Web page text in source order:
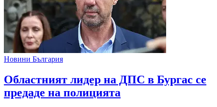
Новини България
Областният лидер на ДПС в Бургас се
предаде на полицията